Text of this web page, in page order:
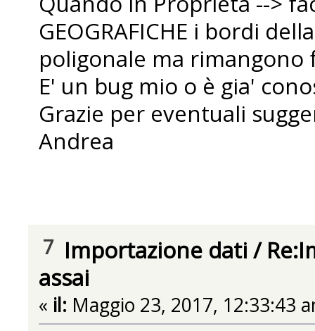
GEOGRAFICHE i bordi
poligonale ma rimangono
E' un bug mio o è gia'
Grazie per eventuali
Andrea
7 Importazione dati /
assai
« il: Maggio 23, 2017, 12:33:43